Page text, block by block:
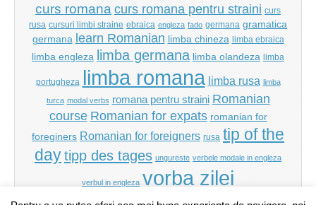
curs romana curs romana pentru straini curs
rusa cursuri limbi straine ebraica engleza fado germana gramatica
germana learn Romanian limba chineza limba ebraica
limba engleza limba germana limba olandeza limba
portugheza limba romana limba rusa limba
turca modal verbs romana pentru straini Romanian
course Romanian for expats romanian for
foreginers Romanian for foreigners rusa tip of the
daytipp des tages ungureste verbele modale in engleza
verbul in engleza vorba zilei